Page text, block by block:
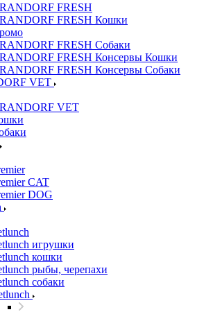
FRESH
FRESH Кошки
FRESH Собаки
FRESH Консервы Кошки
FRESH Консервы Собаки
VET
VET
CAT
DOG
игрушки
кошки
рыбы, черепахи
собаки